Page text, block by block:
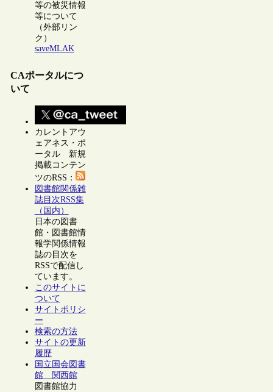
等の被災情報
等について
（外部リン
ク）
saveMLAK
CAポータルにつ
いて
カレントアウ
ェアネス・ポ
ータル 新規
掲載コンテン
ツのRSS：
図書館関係雑
誌目次RSS集
（国内）
日本の図書
館・図書館情
報学関係情報
誌の目次を
RSSで配信し
ています。
このサイトに
ついて
サイトポリシ
ー
検索の方法
サイトの更新
履歴
国立国会図書
館 関西館
図書館協力